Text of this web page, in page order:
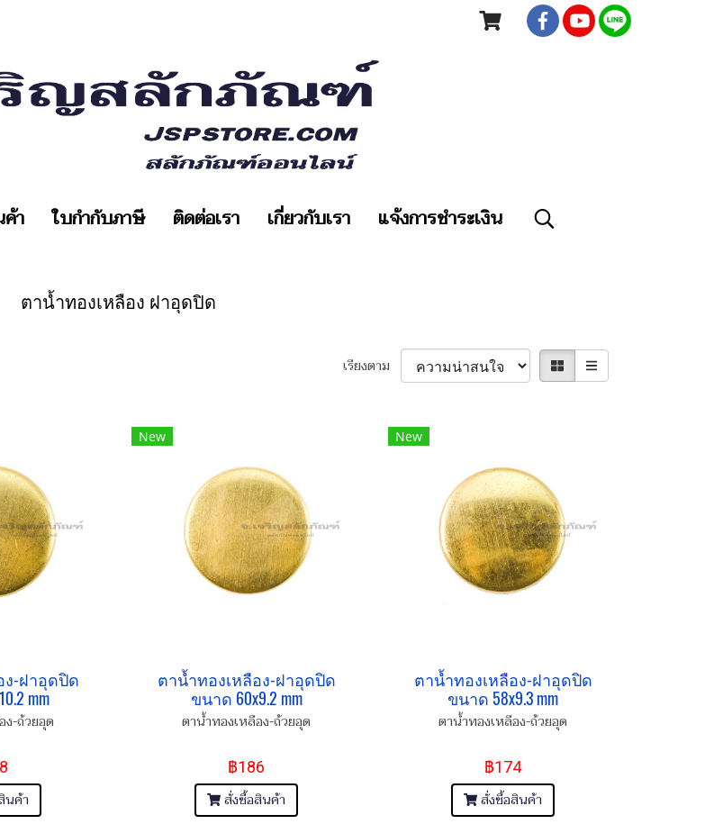
า ใบกำกับภาษี ติดต่อเรา เกี่ยวกับเรา แจ้งการชำระเงิน
ตาน้ำทองเหลือง ฝาอุดปิด
เรียงตาม
ง-ฝาอุดปิด
mm
ง-ถ้วยอุด
นค้า
New
ตาน้ำทองเหลือง-ฝาอุดปิด
ขนาด 60x9.2 mm
ตาน้ำทองเหลือง-ถ้วยอุด
฿186
สั่งซื้อสินค้า
New
ตาน้ำทองเหลือง-ฝาอุดปิด
ขนาด 58x9.3 mm
ตาน้ำทองเหลือง-ถ้วยอุด
฿174
สั่งซื้อสินค้า